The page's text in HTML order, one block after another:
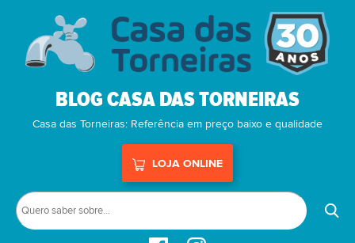
BLOG CASA DAS TORNEIRAS
Casa das Torneiras: Referência em preço baixo e qualidade
LOJA ONLINE